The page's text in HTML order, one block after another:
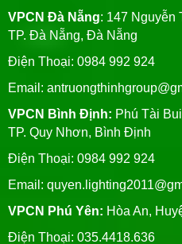
VPCN Đà Nẵng: 147 Nguyễn
TP. Đà Nẵng, Đà Nẵng
Điện Thoại: 0984 992 924
Email:
VPCN Bình Định: Phú Tài
TP. Quy Nhơn, Bình Định
Điện Thoại: 0984 992 924
Email:
VPCN Phú Yên: Hòa An,
Điện Thoại: 035.4418.636